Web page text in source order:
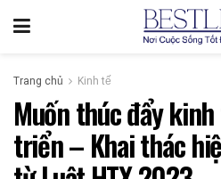
Trang chủ Kinh tế
Muốn thúc đẩy
triển – Khai thác